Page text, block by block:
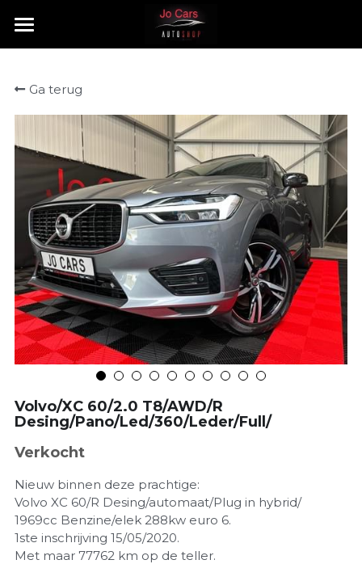
HOME
TE KOOP
VERKOCHT
CONTACT
Ga terug
Volvo/XC 60/2.0 T8/AWD/R
Desing/Pano/Led/360/Leder/Full/
Verkocht
Nieuw binnen deze prachtige:
Volvo XC 60/R Desing/automaat/Plug in hybrid/
1969cc Benzine/elek 288kw euro 6.
1ste inschrijving 15/05/2020.
Met maar 77762 km op de teller.